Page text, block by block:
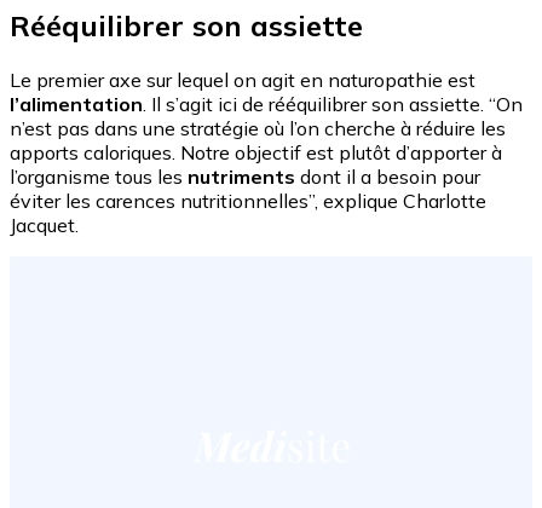
Rééquilibrer son assiette
Le premier axe sur lequel on agit en naturopathie est
l’alimentation. Il s’agit ici de rééquilibrer son assiette. “On
n’est pas dans une stratégie où l’on cherche à réduire les
apports caloriques. Notre objectif est plutôt d’apporter à
l’organisme tous les nutriments dont il a besoin pour
éviter les carences nutritionnelles”, explique Charlotte
Jacquet.